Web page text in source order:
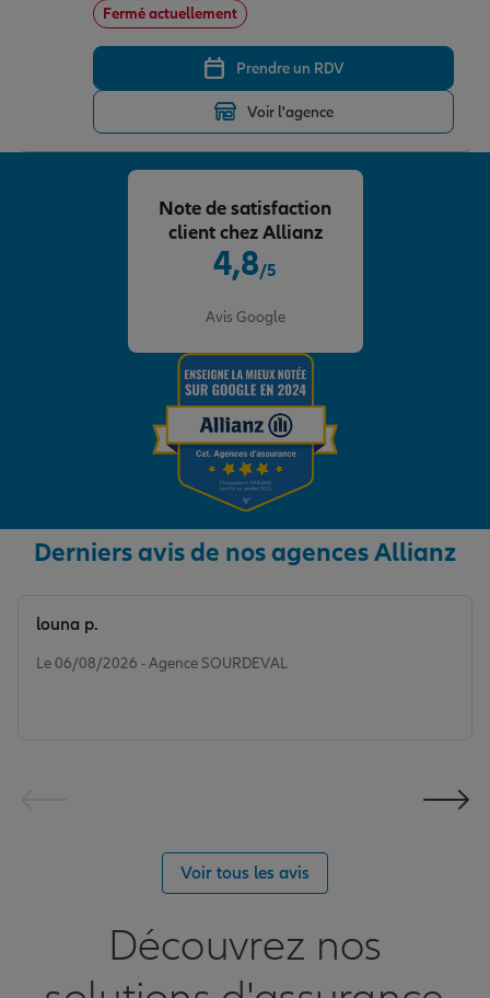
Fermé actuellement
Prendre un RDV
Voir l'agence
4,8/5
Avis Google
Note de satisfaction
client chez Allianz
Derniers avis de nos agences Allianz
Le 06/08/2026 - Agence SOURDEVAL
louna p.
Voir tous les avis
Découvrez nos